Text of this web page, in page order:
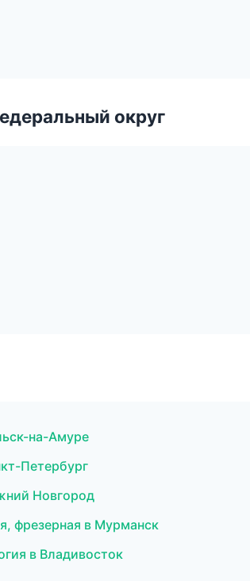
округ
на-Амуре
Петербург
Новгород
фрезерная в Мурманск
в Владивосток